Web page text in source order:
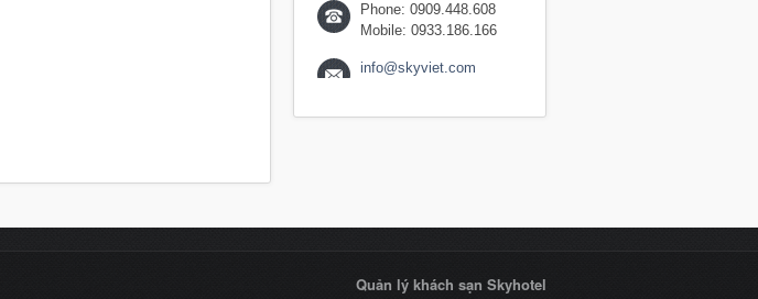
Phone: 0909.448.608
Mobile: 0933.186.166
info@skyviet.com
Quản lý khách sạn Skyhotel